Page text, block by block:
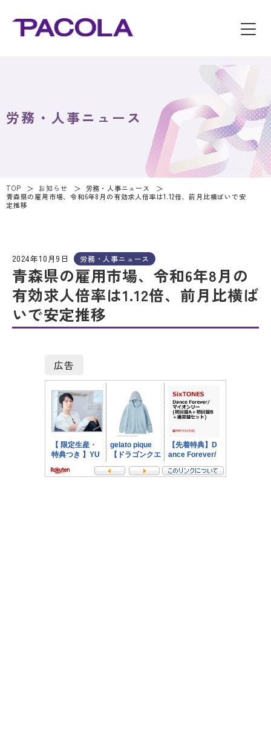
労務・人事ニュース
TOP お知らせ
労務・人事ニュース
青森県の雇用市場、令和6年8月の有効求人倍率は1.12倍、前月比横ばいで安
定推移
2024年10月9日 労務・人事ニュース
青森県の雇用市場、令和6年8月の
有効求人倍率は1.12倍、前月比横ば
いで安定推移
広告